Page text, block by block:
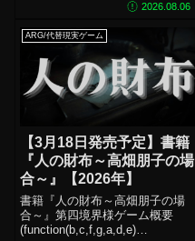
でちょっと不安があったのは正
直なところ。ゲームについては
結構続かないタイプで100時間以
上やっているゲームがそんなに
多くない私が...
2026.08.06
ARG/代替現実ゲーム
【3月18日発売予定】書籍
『人の財布～高畑朋子の場
合～』【2026年】
書籍『人の財布～高畑朋子の場
合～』第四境界様ゲーム概要
(function(b,c,f,g,a,d,e)